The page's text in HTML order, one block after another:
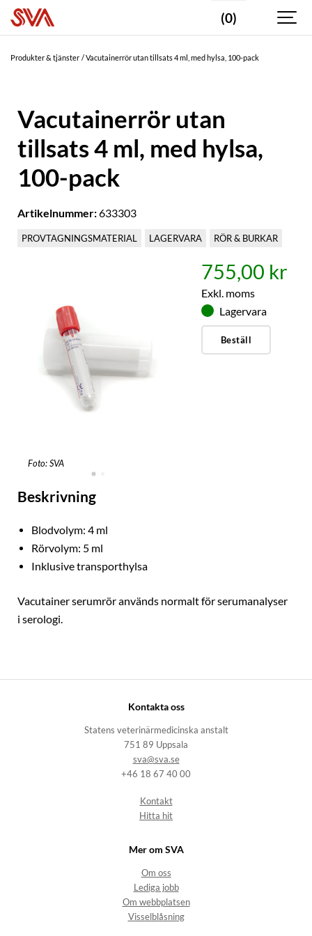
(0)
Produkter & tjänster Vacutainerrör utan tillsats 4 ml, med hylsa, 100-pack
Vacutainerrör utan
tillsats 4 ml, med hylsa,
100-pack
Artikelnummer:633303
PROVTAGNINGSMATERIAL LAGERVARA RÖR & BURKAR
Foto: SVA
755,00 kr
Exkl. moms
Lagervara
Beställ
Beskrivning
Blodvolym: 4 ml
Rörvolym: 5 ml
Inklusive transporthylsa
Vacutainer serumrör används normalt för serumanalyser
i serologi.
Kontakta oss
Statens veterinärmedicinska anstalt
751 89 Uppsala
sva@sva.se
+46 18 67 40 00
Kontakt
Hitta hit
Mer om SVA
Om oss
Lediga jobb
Om webbplatsen
Visselblåsning